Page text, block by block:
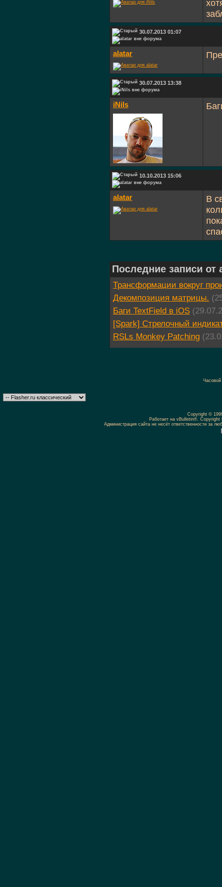
30.07.2013 01:07
alatar
30.07.2013 13:38
iNils
10.10.2013 15:06
alatar
В
Последние записи от
Трансформации вокруг
Декомпозиция матрицы.
Баги TextField в iOS
[Spark] Стрелочный
RSLs Monkey Patching
Copyright ©
Работает на vBulletin®.
Администрация сайта не несёт ответственности за